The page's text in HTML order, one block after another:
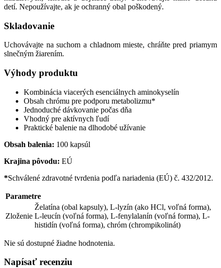
detí. Nepoužívajte, ak je ochranný obal poškodený.
Skladovanie
Uchovávajte na suchom a chladnom mieste, chráňte pred priamym
slnečným žiarením.
Výhody produktu
Kombinácia viacerých esenciálnych aminokyselín
Obsah chrómu pre podporu metabolizmu*
Jednoduché dávkovanie počas dňa
Vhodný pre aktívnych ľudí
Praktické balenie na dlhodobé užívanie
Obsah balenia: 100 kapsúl
Krajina pôvodu: EÚ
*Schválené zdravotné tvrdenia podľa nariadenia (EÚ) č. 432/2012.
Parametre
Zloženie
Želatína (obal kapsuly), L-lyzín (ako HCl, voľná forma),
L-leucín (voľná forma), L-fenylalanín (voľná forma), L-
histidín (voľná forma), chróm (chrompikolinát)
Nie sú dostupné žiadne hodnotenia.
Napísať recenziu